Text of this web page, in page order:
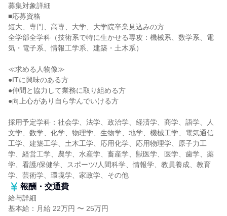
募集対象詳細
■応募資格
短大、専門、高専、大学、大学院卒業見込みの方
全学部全学科（技術系で特に生かせる専攻：機械系、数学系、電
気・電子系、情報工学系、建築・土木系）
≪求める人物像≫
●ITに興味のある方
●仲間と協力して業務に取り組める方
●向上心があり自ら学んでいける方
採用予定学科：社会学、法学、政治学、経済学、商学、語学、人
文学、数学、化学、物理学、生物学、地学、機械工学、電気通信
工学、建築工学、土木工学、応用化学、応用物理学、原子力工
学、経営工学、農学、水産学、畜産学、獣医学、医学、歯学、薬
学、看護/保健学、スポーツ/人間科学、情報学、教員養成、教育
学、芸術学、環境学、家政学、その他
報酬・交通費
給与詳細
基本給：月給 22万円 〜 25万円